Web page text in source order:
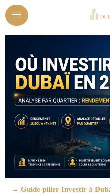
← Guide pilier Investir à